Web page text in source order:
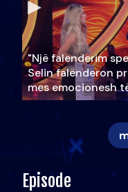
"Një falenderim
Selin falënderon
mes emocionesh
Episode